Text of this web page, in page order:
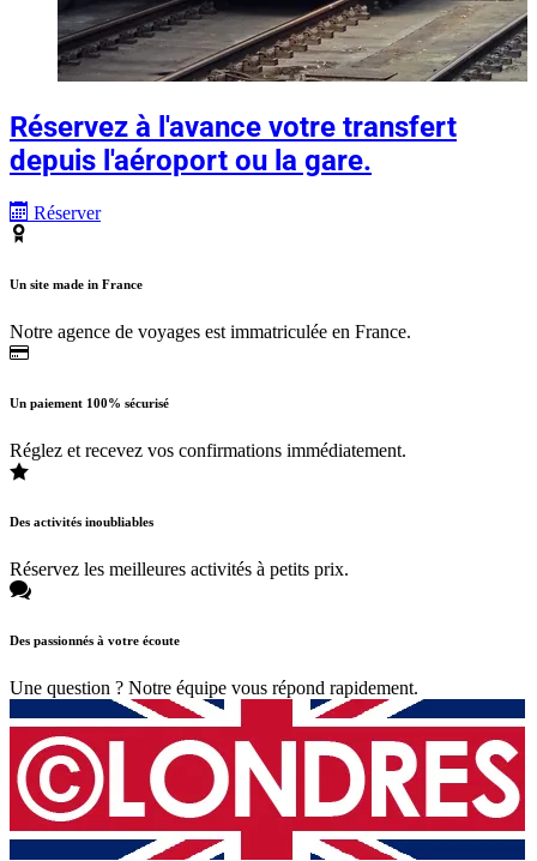
Réservez à l'avance votre transfert
depuis l'aéroport ou la gare.
Réserver
Un site made in France
Notre agence de voyages est immatriculée en France.
Un paiement 100% sécurisé
Réglez et recevez vos confirmations immédiatement.
Des activités inoubliables
Réservez les meilleures activités à petits prix.
Des passionnés à votre écoute
Une question ? Notre équipe vous répond rapidement.